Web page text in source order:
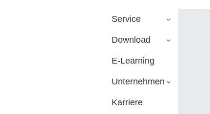
Service
Download
E-Learning
Unternehmen
Karriere